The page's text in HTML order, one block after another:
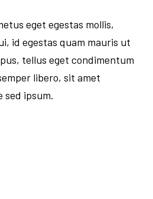
eget egestas mollis,
id egestas quam mauris ut
tellus eget condimentum
libero, sit amet
sed ipsum.